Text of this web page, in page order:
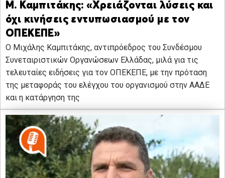
Μ. Καμπιτάκης: «Χρειάζονται λύσεις και
όχι κινήσεις εντυπωσιασμού με τον
ΟΠΕΚΕΠΕ»
Ο Μιχάλης Καμπιτάκης, αντιπρόεδρος του Συνδέσμου
Συνεταιριστικών Οργανώσεων Ελλάδας, μιλά για τις
τελευταίες ειδήσεις για τον ΟΠΕΚΕΠΕ, με την πρόταση
της μεταφοράς του ελέγχου του οργανισμού στην ΑΑΔΕ
και η κατάργηση της